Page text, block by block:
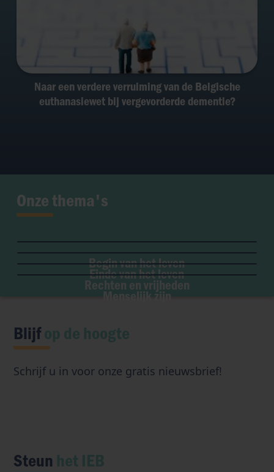
Naar een verdere verruiming van de Belgische
euthanasiewet bij vergevorderde dementie?
Onze thema's
Begin van het leven
Zwangerschap
Embryo
Draagmoederschap
Abortus
Einde van het leven
Euthanasie
Orgaandonatie
Rechten en vrijheden
Vrijheid van geweten
Institutionele vrijheid
Toegang tot oorsprong
Menselijk zijn
Ziekte & handicap
Geslacht & seksualiteit
Eugenetica
Transhumanisme
Blijfop de hoogte
Schrijf u in voor onze gratis nieuwsbrief!
Steun het IEB